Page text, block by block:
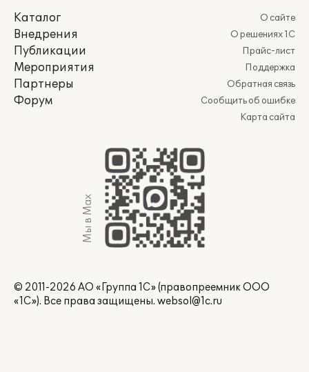
Каталог
Внедрения
Публикации
Мероприятия
Партнеры
Форум
О сайте
О решениях 1С
Прайс-лист
Поддержка
Обратная связь
Сообщить об ошибке
Карта сайта
Мы в Max
© 2011-2026 АО «Группа 1С» (правопреемник ООО
«1С»). Все права защищены. websol@1c.ru